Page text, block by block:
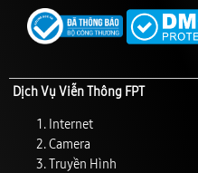
Dịch Vụ Viễn Thông FPT
Internet
Camera
Truyền Hình